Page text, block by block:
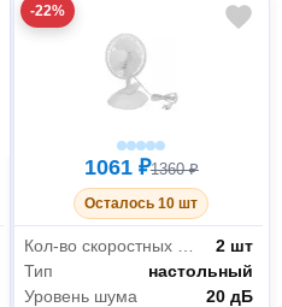
-22%
1061 ₽1360 ₽
Осталось 10 шт
Кол-во скоростных режимов
2 шт
Тип
настольный
Уровень шума
20 дБ